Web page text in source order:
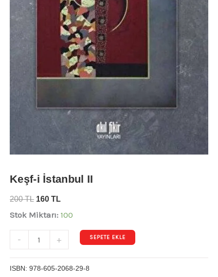
Keşf-i İstanbul II
200TL 160 TL
Stok Miktarı: 100
- + SEPETE EKLE
ISBN: 978-605-2068-29-8